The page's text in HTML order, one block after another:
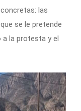
las
se le pretende
a la protesta y el